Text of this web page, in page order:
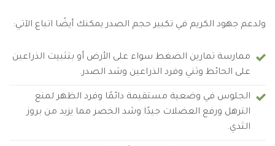
ولدعم جهود الكريم في تكبير حجم الصدر يمكنك أيضًا اتباع الآتي:
ممارسة تمارين الضغط سواء على الأرض أو بتثبيت الذراعين
على الحائط وثني وفرد الذراعين وشد الصدر.
الجلوس في وضعية مستقيمة دائمًا وفرد الظهر لمنع
الترهل ورفع العضلات جيدًا وشد الخصر مما يزيد من بروز
الثدي.